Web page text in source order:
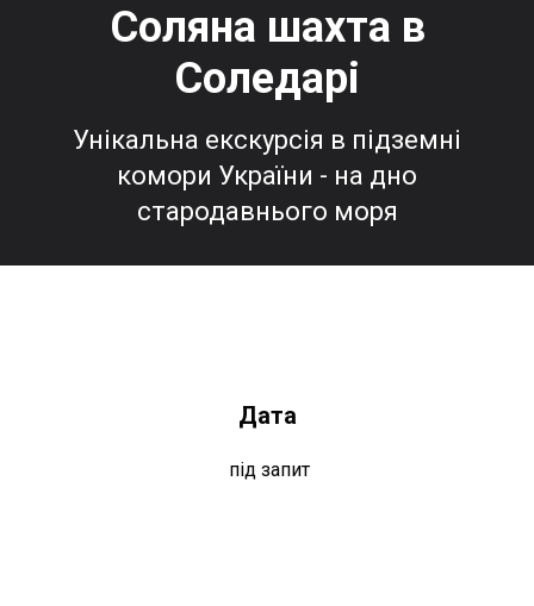
Соляна шахта в
Соледарі
Унікальна екскурсія в підземні
комори України - на дно
стародавнього моря
Дата
під запит